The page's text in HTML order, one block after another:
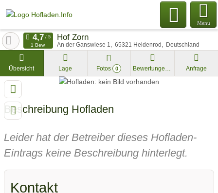
Menu
Hof Zorn
An der Ganswiese 1 65321 Heidenrod Deutschland
1 Bew.
Übersicht Lage Fotos 0 Bewertungen Anfrage
Beschreibung Hofladen
Leider hat der Betreiber dieses Hofladen-
Eintrags keine Beschreibung hinterlegt.
Kontakt